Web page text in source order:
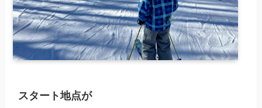
スタート地点が